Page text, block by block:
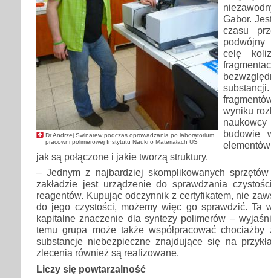
Dr Andrzej Swinarew podczas oprowadzania po laboratorium
pracowni polimerowej Instytutu Nauki o Materiałach UŚ
Gabor.
czasu
celę
wyniku
budowie
jak są połączone i jakie tworzą struktury.
– Jednym z najbardziej skomplikowanych
zakładzie jest urządzenie do sprawdzania
reagentów. Kupując odczynnik z certyfikatem, nie
do jego czystości, możemy więc go sprawdzić. Ta
kapitalne znaczenie dla syntezy polimerów –
temu grupa może także współpracować
substancje niebezpieczne znajdujące się na
zlecenia również są realizowane.
Liczy się powtarzalność